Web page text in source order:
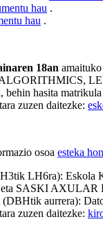
hau .
hau .
18an
behin hasita
zuzen daitezke:
osoa esteka
LH6ra): Eskola
SASKI AXULAR
aurrera):
zuzen daitezke: